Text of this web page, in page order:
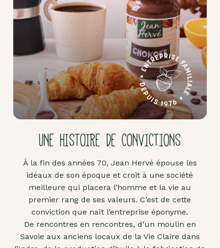
UNE HISTOIRE DE CONVICTIONS
À la fin des années 70, Jean Hervé épouse les
idéaux de son époque et croit à une société
meilleure qui placera l’homme et la vie au
premier rang de ses valeurs. C’est de cette
conviction que naît l’entreprise éponyme.
De rencontres en rencontres, d’un moulin en
Savoie aux anciens locaux de la Vie Claire dans
Pâte
d'amande
Pâtes à
tartiner
Produits
lacto-
fermentés
Produits
Purées
fruits
secs
Purées
sucrées
dites
"confits"